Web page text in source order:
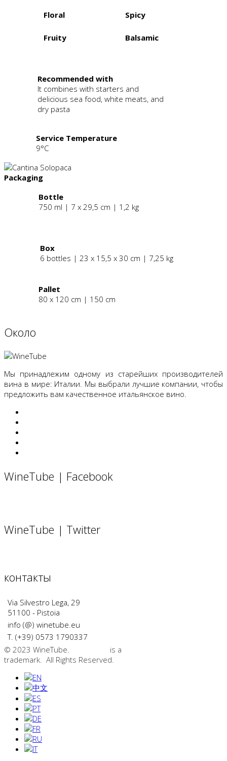
Floral Spicy
Fruity
Balsamic
Recommended with
It combines with starters and
delicious sea food, white meats, and
dry pasta
Service Temperature
9°C
Packaging
Bottle
750 ml | 7 x 29,5 cm | 1,2 kg
Box
6 bottles | 23 x 15,5 x 30 cm | 7,25 kg
Pallet
80 x 120 cm | 150 cm
Oколо
Мы принадлежим одному из старейших производителей
вина в мире: Италии. Мы выбрали лучшие компании, чтобы
предложить вам качественное итальянское вино.
WineTube | Facebook
WineTube | Twitter
контакты
Via Silvestro Lega, 29
51100 - Pistoia
info (@) winetube.eu
T. (+39) 0573 1790337
© 2023 WineTube.
is a
trademark. All Rights Reserved.